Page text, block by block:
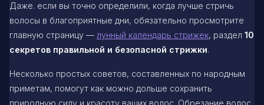
Даже. если вы точно определили, когда лучше стричь
волосы в благоприятные дни, обязательно просмотрите
главную страницу — лунный календарь стрижек, раздел 10
секретов правильной и безопасной стрижки.
Несколько простых советов, составленных по народным
приметам, помогут как можно дольше сохранить